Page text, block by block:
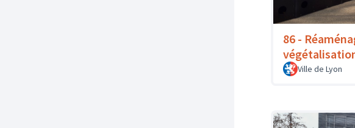
86 -
Ville de Lyon